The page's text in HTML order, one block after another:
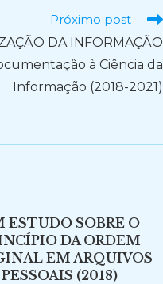
Próximo post
DA INFORMAÇÃO
à Ciência da
Informação (2018-2021)
ESTUDO SOBRE O
DA ORDEM
EM ARQUIVOS
PESSOAIS (2018)